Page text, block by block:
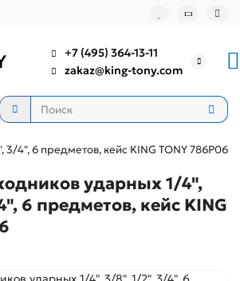
+7 (495) 364-13-11
zakaz@king-tony.com
4", 6 предметов, кейс KING TONY 786P06
ударных 1/4",
6 предметов, кейс KING